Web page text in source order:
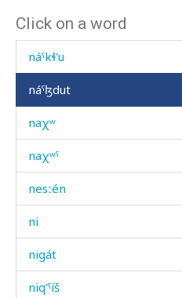
Click on a word
náˤbč't'i
náˤkɬ'u
náˤɮdut
naχʷ
naχʷˤ
nesːén
ni
nigát
niq'ˤíš